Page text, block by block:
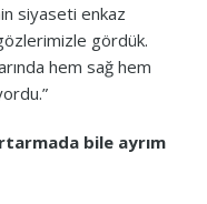
siyaseti enkaz
gördük.
hem sağ hem
bile ayrım